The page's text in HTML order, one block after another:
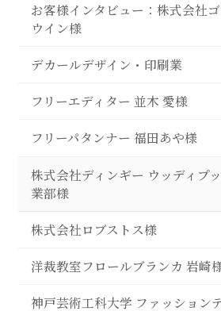
お客様インタビュー：株式会社
ウイン様
デカールデザイン・印刷業
フリーエディター 並木 愛様
フリーパタンナー 福田あや様
株式会社ディンギー ウッディプ
業部様
株式会社ロブストス様
洋裁教室フロールブランカ 岩崎
神戸芸術工科大学 ファッション